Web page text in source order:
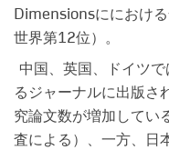
Dimensionsににおけ
世界第12位）。
中国、英国、ドイツ
るジャーナルに出版さ
究論文数が増加してい
査による）、一方、日